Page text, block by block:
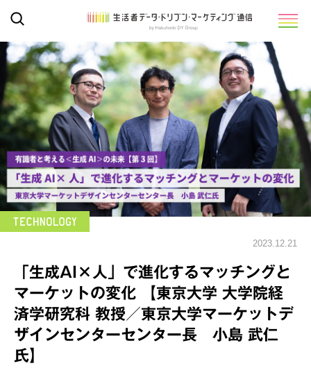
2023.12.21
「生成AI×人」で進化するマッチングと
マーケットの変化 【東京大学 大学院経
済学研究科 教授／東京大学マーケットデ
ザインセンターセンター長 小島 武仁
氏】